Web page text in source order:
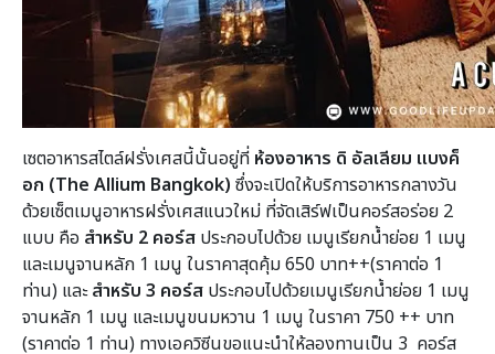
เซตอาหารสไตล์ฝรั่งเศสนี้นั้นอยู่ที่ ห้องอาหาร ดิ อัลเลียม แบงค็
อก (The Allium Bangkok) ซึ่งจะเปิดให้บริการอาหารกลางวัน
ด้วยเซ็ตเมนูอาหารฝรั่งเศสแนวใหม่ ที่จัดเสิร์ฟเป็นคอร์สอร่อย 2
แบบ คือ สำหรับ 2 คอร์ส ประกอบไปด้วย เมนูเรียกน้ำย่อย 1 เมนู
และเมนูจานหลัก 1 เมนู ในราคาสุดคุ้ม 650 บาท++(ราคาต่อ 1
ท่าน) และสำหรับ 3 คอร์ส ประกอบไปด้วยเมนูเรียกน้ำย่อย 1 เมนู
จานหลัก 1 เมนู และเมนูขนมหวาน 1 เมนู ในราคา 750 ++ บาท
(ราคาต่อ 1 ท่าน) ทางเอควิซีนขอแนะนำให้ลองทานเป็น 3 คอร์ส